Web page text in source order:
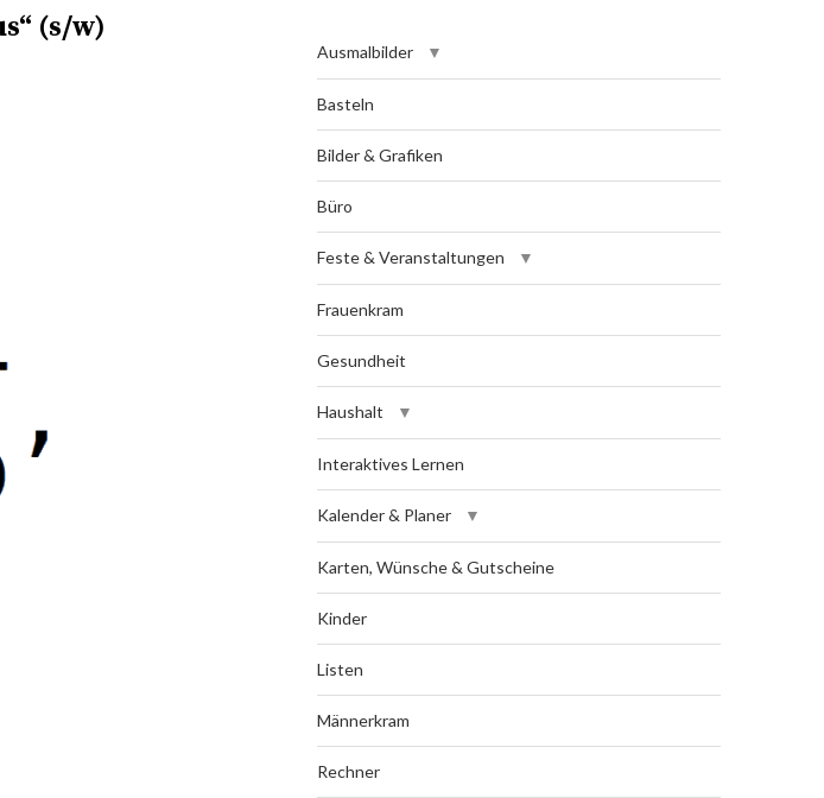
(s/w)
Ausmalbilder
Basteln
Bilder & Grafiken
Büro
Feste & Veranstaltungen
Frauenkram
Gesundheit
Haushalt
Interaktives Lernen
Kalender & Planer
Karten, Wünsche & Gutscheine
Kinder
Listen
Männerkram
Rechner